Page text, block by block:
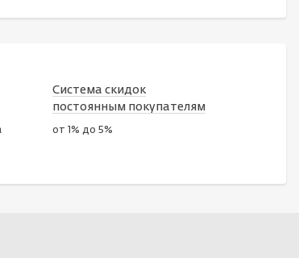
Система скидок
постоянным покупателям
от 1% до 5%